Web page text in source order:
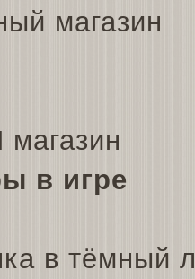
магазин
в игре
в тёмный